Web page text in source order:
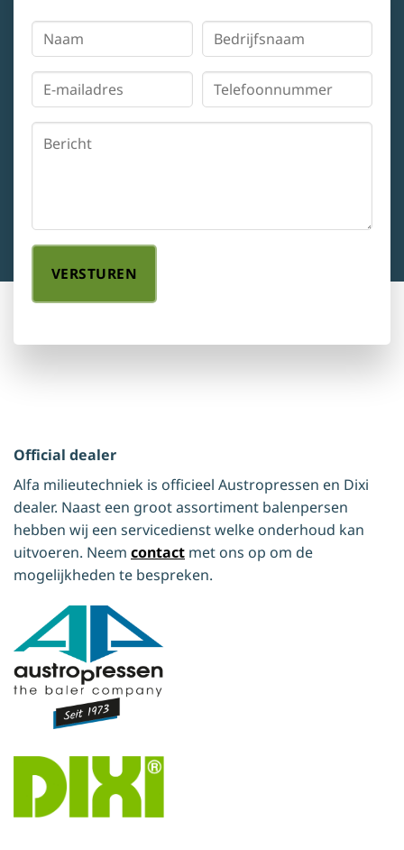
Official dealer
Alfa milieutechniek is officieel Austropressen en Dixi
dealer. Naast een groot assortiment balenpersen
hebben wij een servicedienst welke onderhoud kan
uitvoeren. Neem contact met ons op om de
mogelijkheden te bespreken.